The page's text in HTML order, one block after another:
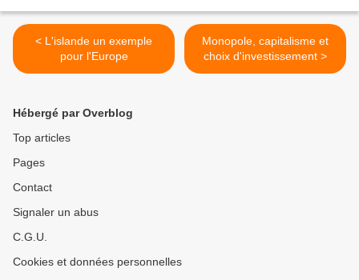
< L'islande un exemple
pour l'Europe
Monopole, capitalisme et
choix d'investissement >
Hébergé par Overblog
Top articles
Pages
Contact
Signaler un abus
C.G.U.
Cookies et données personnelles